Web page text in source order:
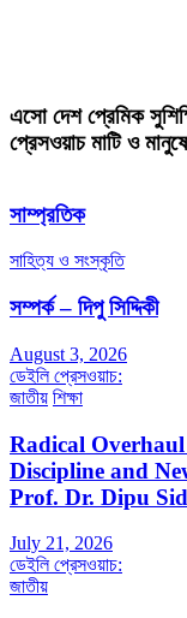
এসো দেশ প্রেমিক
প্রেসওয়াচ মাটি ও
সাম্প্রতিক
সাহিত্য ও সংস্কৃতি
সম্পর্ক – দিপু সিদ্দিকী
August 3, 2026
ডেইলি প্রেসওয়াচ:
জাতীয় শিক্ষা
Radical
Discipline and
Prof. Dr. Dipu
July 21, 2026
ডেইলি প্রেসওয়াচ:
জাতীয়